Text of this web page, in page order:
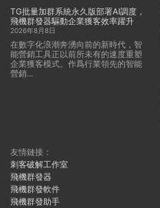
TG批量加群系統永久版部署AI調度，
飛機群發器驅動企業獲客效率躍升
2026年8月8日
在數字化浪潮奔湧向前的新時代，智
能營銷工具正以前所未有的速度重塑
企業獲客模式。作爲行業領先的智能
營銷...
友情鏈接：
刺客破解工作室
飛機群發器
飛機群發軟件
飛機群發助手